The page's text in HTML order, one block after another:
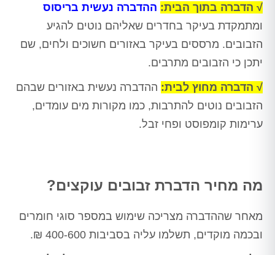
√ הדברה בתוך הבית: ההדברה נעשית בריסוס
ומתמקדת בעיקר בחדרים שאליהם נוטים להגיע
הזבובים. מרססים בעיקר באזורים חשוכים ולחים, שם
יתכן כי הזבובים מתרבים.
√ הדברה מחוץ לבית: ההדברה נעשית באזורים שבהם
הזבובים נוטים להתרבות, כמו מקורות מים עומדים,
ערימות קומפוסט ופחי זבל.
מה מחיר הדברת זבובים עוקצים?
מאחר שההדברה מצריכה שימוש במספר סוגי חומרים
ובכמה מוקדים, תשלמו עליה בסביבות 400-600 ₪.